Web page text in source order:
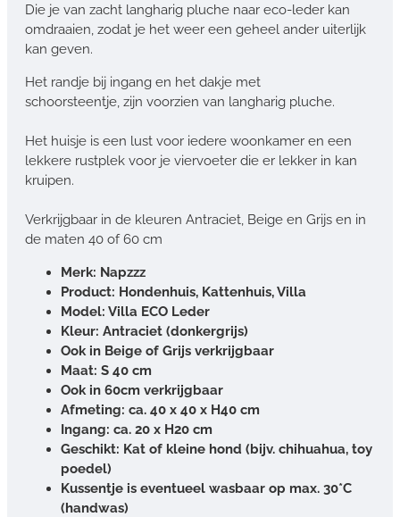
Die je van zacht langharig pluche naar eco-leder kan
omdraaien, zodat je het weer een geheel ander uiterlijk
kan geven.
Het randje bij ingang en het dakje met
schoorsteentje, zijn voorzien van langharig pluche.
Het huisje is een lust voor iedere woonkamer en een
lekkere rustplek voor je viervoeter die er lekker in kan
kruipen.
Verkrijgbaar in de kleuren Antraciet, Beige en Grijs en in
de maten 40 of 60 cm
Merk: Napzzz
Product: Hondenhuis, Kattenhuis, Villa
Model: Villa ECO Leder
Kleur: Antraciet (donkergrijs)
Ook in Beige of Grijs verkrijgbaar
Maat: S 40 cm
Ook in 60cm verkrijgbaar
Afmeting: ca. 40 x 40 x H40 cm
Ingang: ca. 20 x H20 cm
Geschikt: Kat of kleine hond (bijv. chihuahua, toy
poedel)
Kussentje is eventueel wasbaar op max. 30*C
(handwas)